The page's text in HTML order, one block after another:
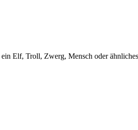
ein Elf, Troll, Zwerg, Mensch oder